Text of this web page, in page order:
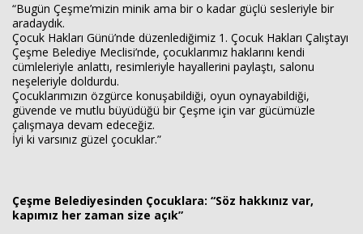
“Bugün Çeşme’mizin minik ama bir o kadar güçlü sesleriyle bir
aradaydık.
Çocuk Hakları Günü’nde düzenlediğimiz 1. Çocuk Hakları Çalıştayı
Çeşme Belediye Meclisi’nde, çocuklarımız haklarını kendi
cümleleriyle anlattı, resimleriyle hayallerini paylaştı, salonu
neşeleriyle doldurdu.
Çocuklarımızın özgürce konuşabildiği, oyun oynayabildiği,
güvende ve mutlu büyüdüğü bir Çeşme için var gücümüzle
çalışmaya devam edeceğiz.
İyi ki varsınız güzel çocuklar.”
Çeşme Belediyesinden Çocuklara: “Söz hakkınız var,
kapımız her zaman size açık”